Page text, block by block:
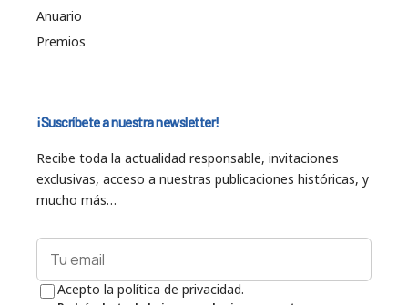
Anuario
Premios
¡Suscríbete a nuestra newsletter!
Recibe toda la actualidad responsable, invitaciones
exclusivas, acceso a nuestras publicaciones históricas, y
mucho más…
Acepto la política de privacidad.